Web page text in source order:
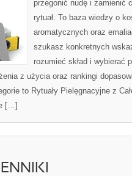
przegonić nudę i zamienić
rytuał. To baza wiedzy o
aromatycznych oraz
szukasz konkretnych
rozumieć skład i wybierać
z użycia oraz rankingi
to Rytuały Pielęgnacyjne z
[…]